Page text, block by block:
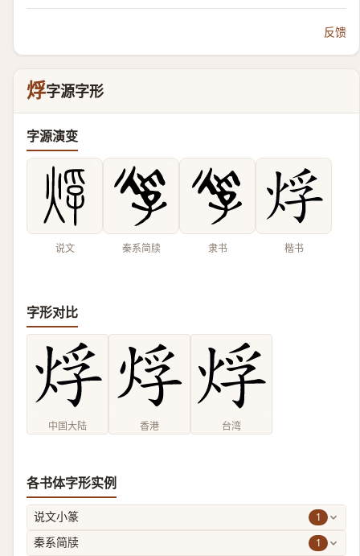
反馈
烰字源字形
字源演变
说文 秦系简牍 隶书 楷书
字形对比
中国大陆 香港 台湾
各书体字形实例
说文小篆 1
秦系简牍 1